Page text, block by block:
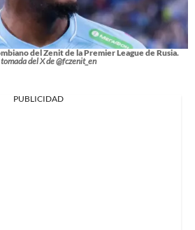
del Zenit de la Premier League de Rusia.
del X de @fczenit_en
PUBLICIDAD